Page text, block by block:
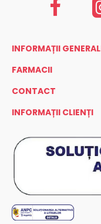
INFORMAȚII
FARMACII
CONTACT
INFORMAȚII CLIENȚI